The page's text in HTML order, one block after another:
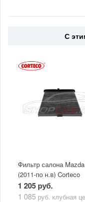
С
Фильтр салона
(2011-по н.в) Corteco
(угольный)
1 205 руб.
1 085 руб. клубная